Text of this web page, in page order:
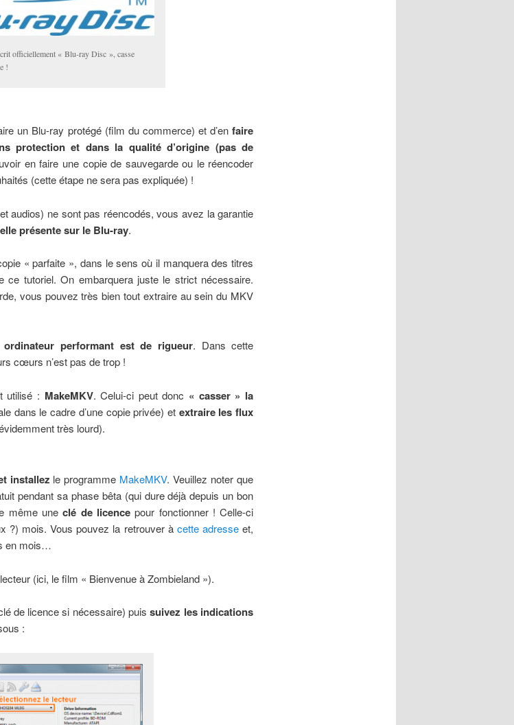
officiellement « Blu-ray Disc », casse
!
un Blu-ray protégé (film du commerce) et d’enfaire
protection et dans la qualité d’origine (pas de
en faire une copie de sauvegarde ou le réencoder
(cette étape ne sera pas expliquée) !
audios) ne sont pas réencodés, vous avez la garantie
présente sur le Blu-ray.
« parfaite », dans le sens où il manquera des titres
ce tutoriel. On embarquera juste le strict nécessaire.
vous pouvez très bien tout extraire au sein du MKV
performant est de rigueur. Dans cette
cœurs n’est pas de trop !
utilisé : MakeMKV. Celui-ci peut donc « casser » la
dans le cadre d’une copie privée) et extraire les flux
très lourd).
installez le programme MakeMKV. Veuillez noter que
pendant sa phase bêta (qui dure déjà depuis un bon
même uneclé de licencepour fonctionner ! Celle-ci
?) mois. Vous pouvez la retrouver à cette adresse et,
en mois…
(ici, le film « Bienvenue à Zombieland »).
de licence si nécessaire) puissuivez les indications
: